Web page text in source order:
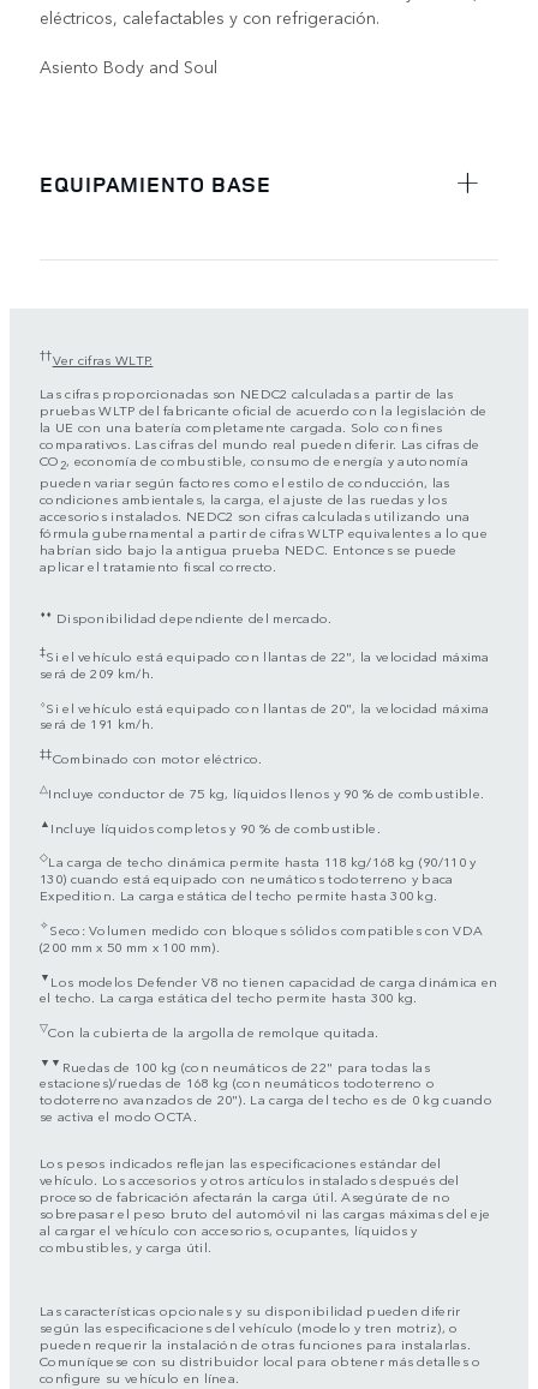
eléctricos, calefactables y con refrigeración.
Asiento Body and Soul
EQUIPAMIENTO BASE
††Ver cifras WLTP.
Las cifras proporcionadas son NEDC2 calculadas a partir de las
pruebas WLTP del fabricante oficial de acuerdo con la legislación de
la UE con una batería completamente cargada. Solo con fines
comparativos. Las cifras del mundo real pueden diferir. Las cifras de
CO 2, economía de combustible, consumo de energía y autonomía
pueden variar según factores como el estilo de conducción, las
condiciones ambientales, la carga, el ajuste de las ruedas y los
accesorios instalados. NEDC2 son cifras calculadas utilizando una
fórmula gubernamental a partir de cifras WLTP equivalentes a lo que
habrían sido bajo la antigua prueba NEDC. Entonces se puede
aplicar el tratamiento fiscal correcto.
⬧⬧ Disponibilidad dependiente del mercado.
‡Si el vehículo está equipado con llantas de 22", la velocidad máxima
será de 209 km/h.
⬨Si el vehículo está equipado con llantas de 20", la velocidad máxima
será de 191 km/h.
‡‡Combinado con motor eléctrico.
△Incluye conductor de 75 kg, líquidos llenos y 90 % de combustible.
▲ Incluye líquidos completos y 90 % de combustible.
◇La carga de techo dinámica permite hasta 118 kg/168 kg (90/110 y
130) cuando está equipado con neumáticos todoterreno y baca
Expedition. La carga estática del techo permite hasta 300 kg.
✧Seco: Volumen medido con bloques sólidos compatibles con VDA
(200 mm x 50 mm x 100 mm).
▼ Los modelos Defender V8 no tienen capacidad de carga dinámica en
el techo. La carga estática del techo permite hasta 300 kg.
▽Con la cubierta de la argolla de remolque quitada.
▼▼ Ruedas de 100 kg (con neumáticos de 22" para todas las
estaciones)/ruedas de 168 kg (con neumáticos todoterreno o
todoterreno avanzados de 20"). La carga del techo es de 0 kg cuando
se activa el modo OCTA.
Los pesos indicados reflejan las especificaciones estándar del
vehículo. Los accesorios y otros artículos instalados después del
proceso de fabricación afectarán la carga útil. Asegúrate de no
sobrepasar el peso bruto del automóvil ni las cargas máximas del eje
al cargar el vehículo con accesorios, ocupantes, líquidos y
combustibles, y carga útil.
Las características opcionales y su disponibilidad pueden diferir
según las especificaciones del vehículo (modelo y tren motriz), o
pueden requerir la instalación de otras funciones para instalarlas.
Comuníquese con su distribuidor local para obtener más detalles o
configure su vehículo en línea.